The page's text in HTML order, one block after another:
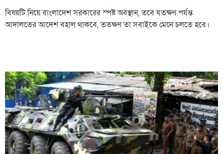
বিষয়টি নিয়ে বাংলাদেশ সরকারের স্পষ্ট অবস্থান, তবে যতক্ষণ পর্যন্ত
আদালতের আদেশ বহাল থাকবে, ততক্ষণ তা সবাইকে মেনে চলতে হবে।